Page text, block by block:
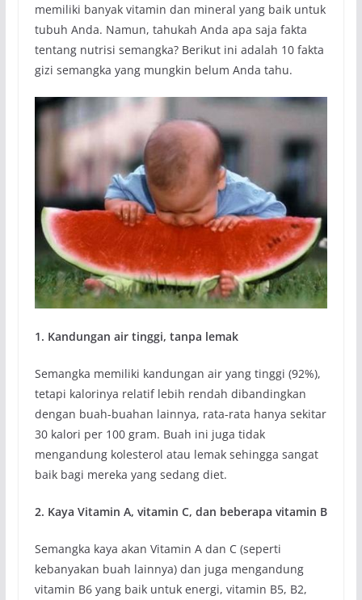
memiliki banyak vitamin dan mineral yang baik untuk
tubuh Anda. Namun, tahukah Anda apa saja fakta
tentang nutrisi semangka? Berikut ini adalah 10 fakta
gizi semangka yang mungkin belum Anda tahu.
1. Kandungan air tinggi, tanpa lemak
Semangka memiliki kandungan air yang tinggi (92%),
tetapi kalorinya relatif lebih rendah dibandingkan
dengan buah-buahan lainnya, rata-rata hanya sekitar
30 kalori per 100 gram. Buah ini juga tidak
mengandung kolesterol atau lemak sehingga sangat
baik bagi mereka yang sedang diet.
2. Kaya Vitamin A, vitamin C, dan beberapa vitamin B
Semangka kaya akan Vitamin A dan C (seperti
kebanyakan buah lainnya) dan juga mengandung
vitamin B6 yang baik untuk energi, vitamin B5, B2,